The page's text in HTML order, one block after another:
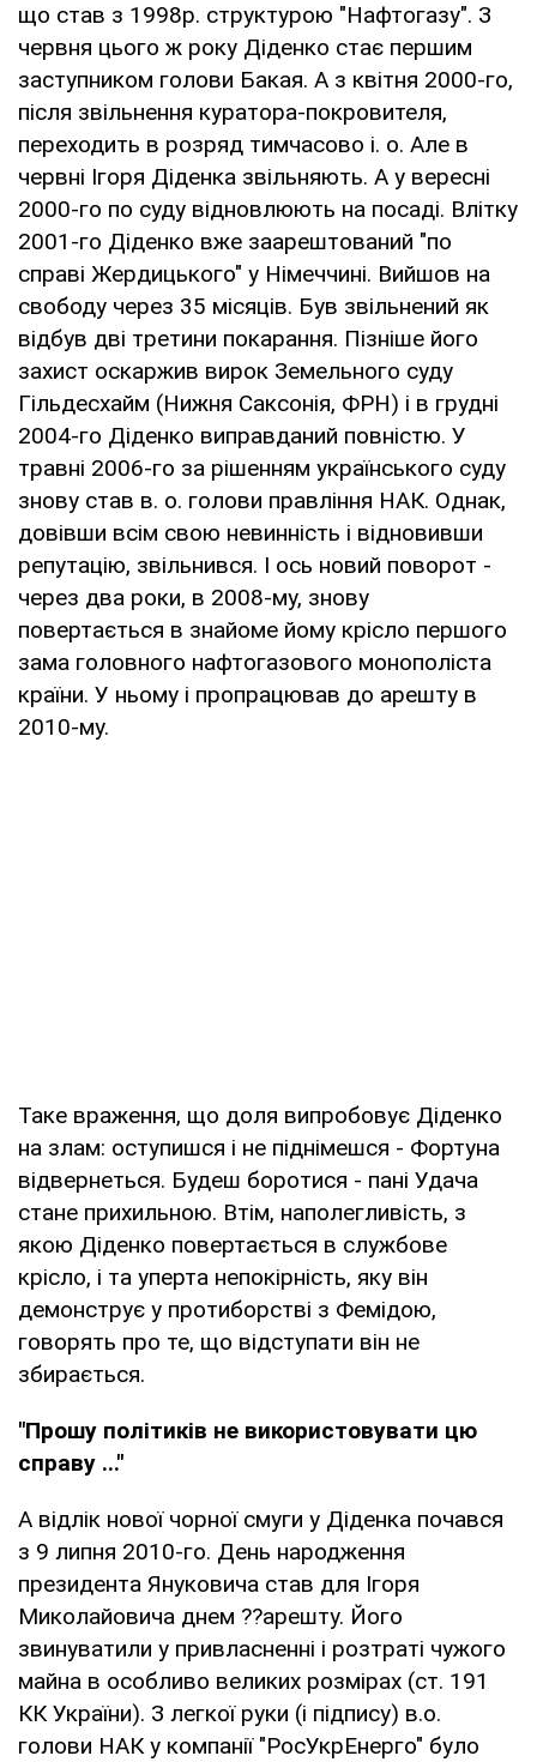
що став з 1998р. структурою "Нафтогазу". З
червня цього ж року Діденко стає першим
заступником голови Бакая. А з квітня 2000-го,
після звільнення куратора-покровителя,
переходить в розряд тимчасово і. о. Але в
червні Ігоря Діденка звільняють. А у вересні
2000-го по суду відновлюють на посаді. Влітку
2001-го Діденко вже заарештований "по
справі Жердицького" у Німеччині. Вийшов на
свободу через 35 місяців. Був звільнений як
відбув дві третини покарання. Пізніше його
захист оскаржив вирок Земельного суду
Гільдесхайм (Нижня Саксонія, ФРН) і в грудні
2004-го Діденко виправданий повністю. У
травні 2006-го за рішенням українського суду
знову став в. о. голови правління НАК. Однак,
довівши всім свою невинність і відновивши
репутацію, звільнився. І ось новий поворот -
через два роки, в 2008-му, знову
повертається в знайоме йому крісло першого
зама головного нафтогазового монополіста
країни. У ньому і пропрацював до арешту в
2010-му.
Таке враження, що доля випробовує Діденко
на злам: оступишся і не піднімешся - Фортуна
відвернеться. Будеш боротися - пані Удача
стане прихильною. Втім, наполегливість, з
якою Діденко повертається в службове
крісло, і та уперта непокірність, яку він
демонструє у протиборстві з Фемідою,
говорять про те, що відступати він не
збирається.
"Прошу політиків не використовувати цю
справу ..."
А відлік нової чорної смуги у Діденка почався
з 9 липня 2010-го. День народження
президента Януковича став для Ігоря
Миколайовича днем ??арешту. Його
звинуватили у привласненні і розтраті чужого
майна в особливо великих розмірах (ст. 191
КК України). З легкої руки (і підпису) в.о.
голови НАК у компанії "РосУкрЕнерго" було